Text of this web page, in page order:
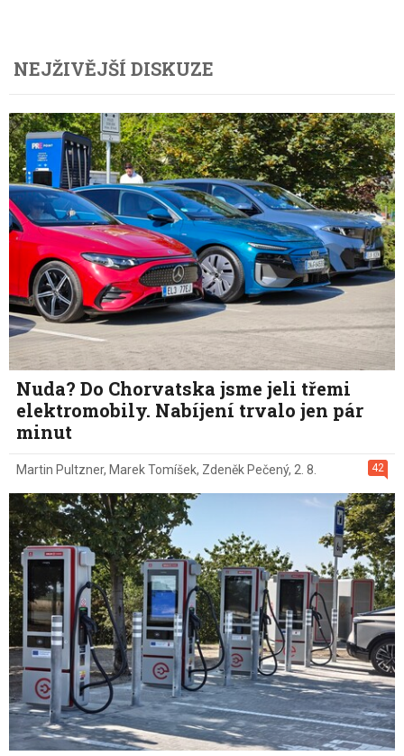
NEJŽIVĚJŠÍ DISKUZE
Nuda? Do Chorvatska jsme jeli třemi
elektromobily. Nabíjení trvalo jen pár
minut
42
Martin Pultzner, Marek Tomíšek, Zdeněk Pečený, 2. 8.